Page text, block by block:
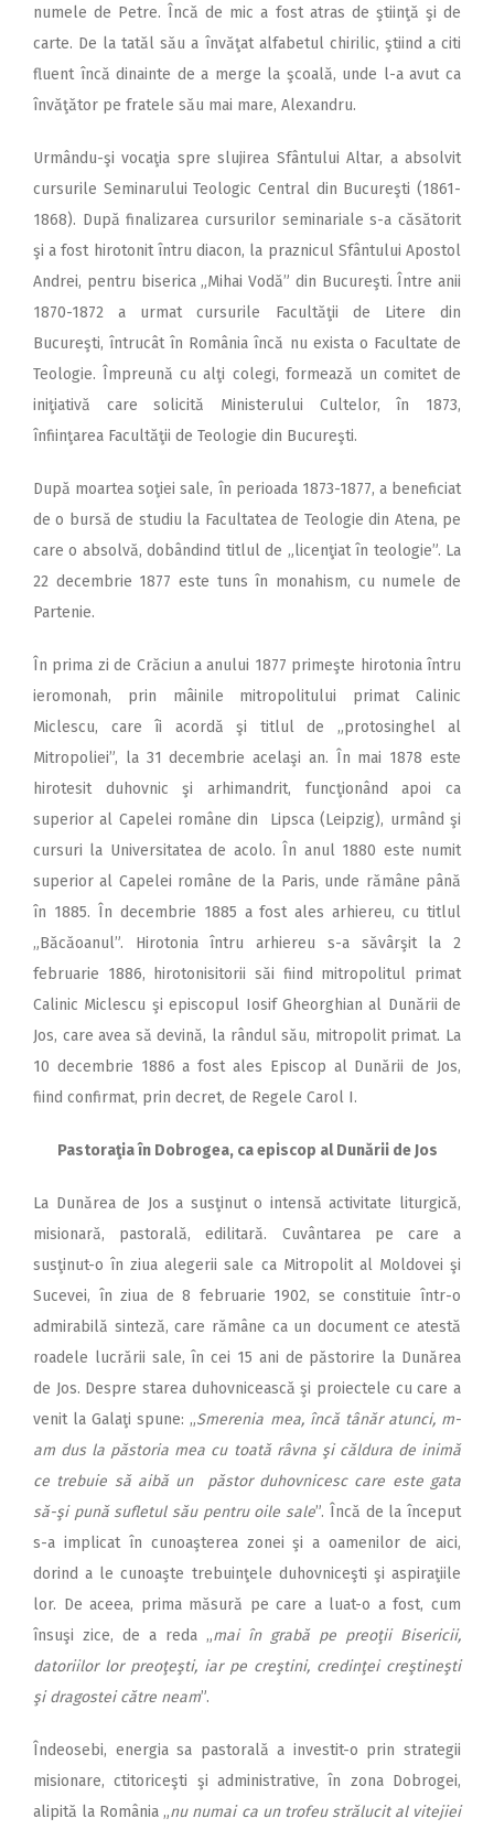
numele de Petre. Încă de mic a fost atras de ştiinţă şi de
carte. De la tatăl său a învăţat alfabetul chirilic, ştiind a citi
fluent încă dinainte de a merge la şcoală, unde l-a avut ca
învăţător pe fratele său mai mare, Alexandru.
Urmându-şi vocaţia spre slujirea Sfântului Altar, a absolvit
cursurile Seminarului Teologic Central din Bucureşti (1861-
1868). După finalizarea cursurilor seminariale s-a căsătorit
şi a fost hirotonit întru diacon, la praznicul Sfântului Apostol
Andrei, pentru biserica „Mihai Vodă” din Bucureşti. Între anii
1870-1872 a urmat cursurile Facultăţii de Litere din
Bucureşti, întrucât în România încă nu exista o Facultate de
Teologie. Împreună cu alţi colegi, formează un comitet de
iniţiativă care solicită Ministerului Cultelor, în 1873,
înfiinţarea Facultăţii de Teologie din Bucureşti.
După moartea soţiei sale, în perioada 1873-1877, a beneficiat
de o bursă de studiu la Facultatea de Teologie din Atena, pe
care o absolvă, dobândind titlul de „licenţiat în teologie”. La
22 decembrie 1877 este tuns în monahism, cu numele de
Partenie.
În prima zi de Crăciun a anului 1877 primeşte hirotonia întru
ieromonah, prin mâinile mitropolitului primat Calinic
Miclescu, care îi acordă şi titlul de „protosinghel al
Mitropoliei”, la 31 decembrie acelaşi an. În mai 1878 este
hirotesit duhovnic şi arhimandrit, funcţionând apoi ca
superior al Capelei române din Lipsca (Leipzig), urmând şi
cursuri la Universitatea de acolo. În anul 1880 este numit
superior al Capelei române de la Paris, unde rămâne până
în 1885. În decembrie 1885 a fost ales arhiereu, cu titlul
„Băcăoanul”. Hirotonia întru arhiereu s-a săvârşit la 2
februarie 1886, hirotonisitorii săi fiind mitropolitul primat
Calinic Miclescu şi episcopul Iosif Gheorghian al Dunării de
Jos, care avea să devină, la rândul său, mitropolit primat. La
10 decembrie 1886 a fost ales Episcop al Dunării de Jos,
fiind confirmat, prin decret, de Regele Carol I.
Pastoraţia în Dobrogea, ca episcop al Dunării de Jos
La Dunărea de Jos a susţinut o intensă activitate liturgică,
misionară, pastorală, edilitară. Cuvântarea pe care a
susţinut-o în ziua alegerii sale ca Mitropolit al Moldovei şi
Sucevei, în ziua de 8 februarie 1902, se constituie într-o
admirabilă sinteză, care rămâne ca un document ce atestă
roadele lucrării sale, în cei 15 ani de păstorire la Dunărea
de Jos. Despre starea duhovnicească şi proiectele cu care a
venit la Galaţi spune: „Smerenia mea, încă tânăr atunci, m-
am dus la păstoria mea cu toată râvna şi căldura de inimă
ce trebuie să aibă un păstor duhovnicesc care este gata
să-şi pună sufletul său pentru oile sale”. Încă de la început
s-a implicat în cunoaşterea zonei şi a oamenilor de aici,
dorind a le cunoaşte trebuinţele duhovniceşti şi aspiraţiile
lor. De aceea, prima măsură pe care a luat-o a fost, cum
însuşi zice, de a reda „mai în grabă pe preoţii Bisericii,
datoriilor lor preoţeşti, iar pe creştini, credinţei creştineşti
şi dragostei către neam”.
Îndeosebi, energia sa pastorală a investit-o prin strategii
misionare, ctitoriceşti şi administrative, în zona Dobrogei,
alipită la România „nu numai ca un trofeu strălucit al vitejiei